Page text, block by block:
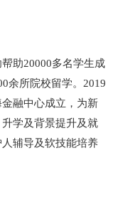
助20000多名学生成
余所院校留学。2019
融中心成立，为新
学及背景提升及就
辅导及软技能培养